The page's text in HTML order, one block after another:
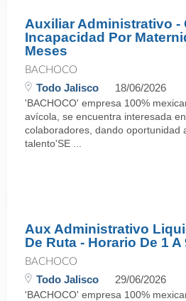
Auxiliar Administrativo -
Incapacidad Por
Meses
BACHOCO
Todo Jalisco 18/06/2026
'BACHOCO' empresa 100%
avícola, se encuentra interesada
colaboradores, dando oportunidad
talento'SE ...
Aux Administrativo
De Ruta - Horario De 1 A
BACHOCO
Todo Jalisco 29/06/2026
'BACHOCO' empresa 100%